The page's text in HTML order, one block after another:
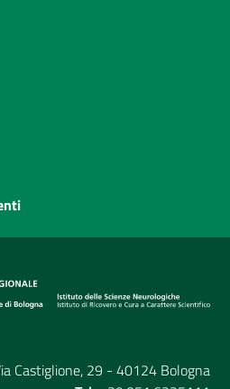
Castiglione, 29 - 40124 Bologna